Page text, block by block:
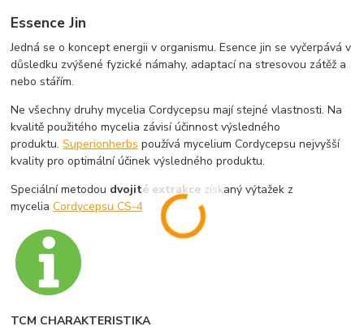
Essence Jin
Jedná se o koncept energii v organismu. Esence jin se vyčerpává v
důsledku zvýšené fyzické námahy, adaptací na stresovou zátěž a
nebo stářím.
Ne všechny druhy mycelia Cordycepsu mají stejné vlastnosti. Na
kvalitě použitého mycelia závisí účinnost výsledného
produktu.Superionherbs používá mycelium Cordycepsu nejvyšší
kvality pro optimální účinek výsledného produktu.
Speciální metodou dvojité extrakce získaný výtažek z
myceliaCordycepsu CS-4
TCM CHARAKTERISTIKA